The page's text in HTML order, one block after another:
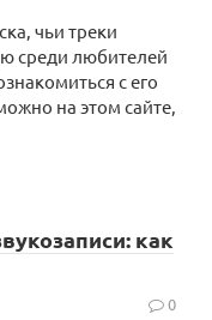
чьи треки
среди любителей
с его
на этом сайте,
как
0